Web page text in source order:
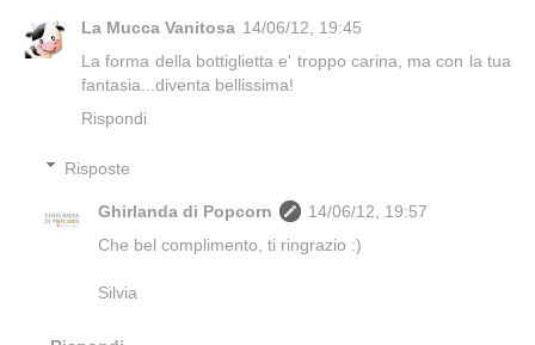
La Mucca Vanitosa 14/06/12, 19:45
La forma della bottiglietta e' troppo carina, ma con la tua
fantasia...diventa bellissima!
Rispondi
Risposte
Ghirlanda di Popcorn
14/06/12, 19:57
Che bel complimento, ti ringrazio :)
Silvia